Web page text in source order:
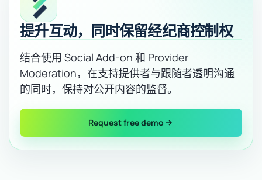
提升互动，同时保留经纪商控制权
结合使用 Social Add-on 和 Provider
Moderation，在支持提供者与跟随者透明沟通
的同时，保持对公开内容的监督。
Request free demo